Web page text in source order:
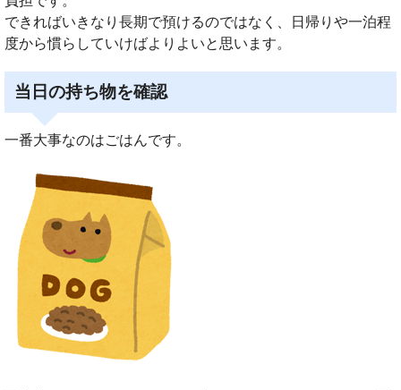
できればいきなり長期で預けるのではなく、日帰りや一泊程
度から慣らしていけばよりよいと思います。
当日の持ち物を確認
一番大事なのはごはんです。